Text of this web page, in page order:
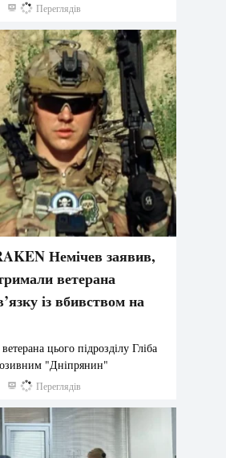
186 Переглядів
Немічев заявив,
ветерана
із вбивством на
цього підрозділу Гліба
"Дніпрянин"
177 Переглядів